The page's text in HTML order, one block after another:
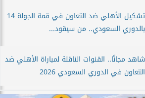
تشكيل الأهلي ضد التعاون في قمة الجولة 14
بالدوري السعودي.. من سيقود...
شاهد مجانًا.. القنوات الناقلة لمباراة الأهلي ضد
التعاون في الدوري السعودي 2026